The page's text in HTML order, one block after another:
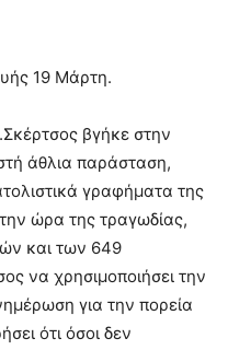
19 Μάρτη.
βγήκε στην
άθλια παράσταση,
γραφήματα της
ώρα της τραγωδίας,
και των 649
να χρησιμοποιήσει την
για την πορεία
ότι όσοι δεν